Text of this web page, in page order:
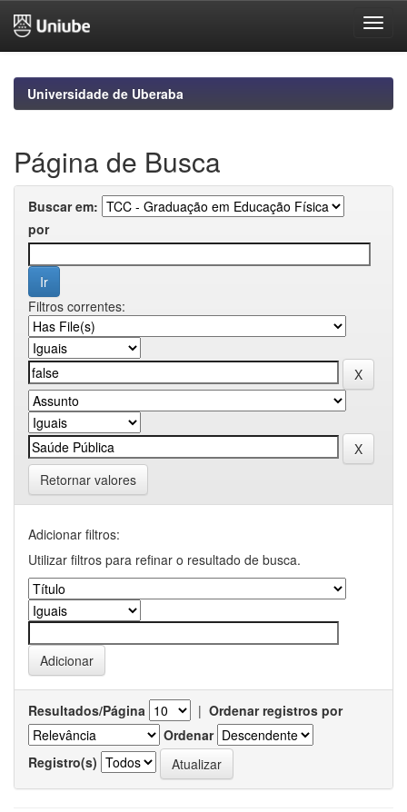
navigationUniversidade de Uberaba
Página de Busca
Buscar em:
por
Filtros correntes:
Retornar valores
Adicionar filtros:
Utilizar filtros para refinar o resultado de busca.
Resultados/Página | Ordenar registros por
Ordenar
Registro(s)